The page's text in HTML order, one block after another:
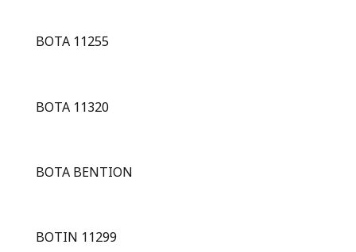
BOTA 11255
BOTA 11320
BOTA BENTION
BOTIN 11299